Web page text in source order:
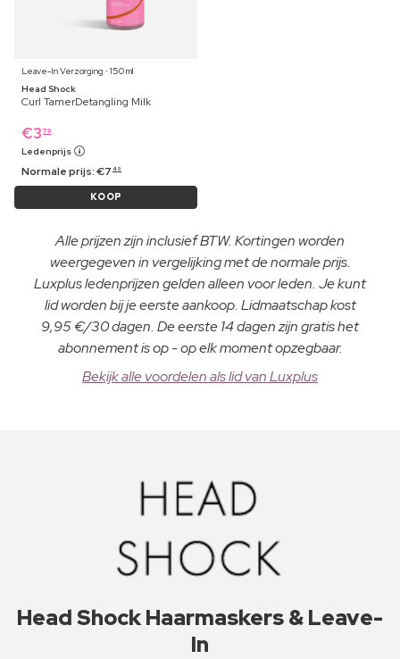
Leave-In Verzorging ⋅ 150 ml
Head Shock
Curl TamerDetangling Milk
€3 79
Ledenprijs
Normale prijs:€7 49
KOOP
Alle prijzen zijn inclusief BTW. Kortingen worden
weergegeven in vergelijking met de normale prijs.
Luxplus ledenprijzen gelden alleen voor leden. Je kunt
lid worden bij je eerste aankoop. Lidmaatschap kost
9,95 €/30 dagen. De eerste 14 dagen zijn gratis het
abonnement is op - op elk moment opzegbaar.
Bekijk alle voordelen als lid van Luxplus
Head Shock Haarmaskers & Leave-
In